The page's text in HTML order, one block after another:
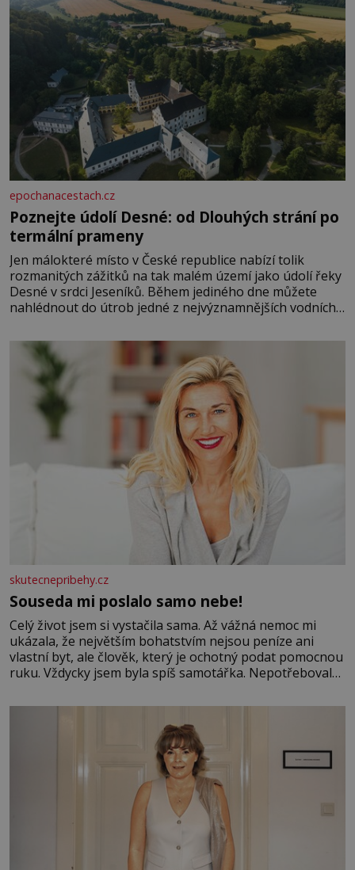
epochanacestach.cz
Poznejte údolí Desné: od Dlouhých strání po
termální prameny
Jen málokteré místo v České republice nabízí tolik
rozmanitých zážitků na tak malém území jako údolí řeky
Desné v srdci Jeseníků. Během jediného dne můžete
nahlédnout do útrob jedné z nejvýznamnějších vodních
se na koloběžce a den zakončit poznáváním památek ve
Velkých Losinách nebo v termálním
skutecnepribehy.cz
Souseda mi poslalo samo nebe!
Celý život jsem si vystačila sama. Až vážná nemoc mi
ukázala, že největším bohatstvím nejsou peníze ani
vlastní byt, ale člověk, který je ochotný podat pomocnou
ruku. Vždycky jsem byla spíš samotářka. Nepotřebovala
mi knihy, práce a hlavně klid. Hned po studiích jsem